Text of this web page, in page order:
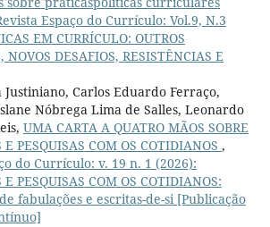
Espaço do Currículo: Vol.9, N.3
EM CURRÍCULO: OUTROS
NOVOS DESAFIOS, RESISTÊNCIAS E
Carlos Eduardo Ferraço,
Nóbrega Lima de Salles, Leonardo
UMA CARTA A QUATRO MÃOS SOBRE
E PESQUISAS COM OS COTIDIANOS ,
do Currículo: v. 19 n. 1 (2026):
E PESQUISAS COM OS COTIDIANOS:
fabulações e escritas-de-si [Publicação